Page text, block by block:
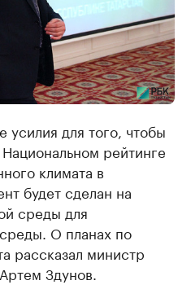
усилия для того, чтобы
рейтинге
климата в
будет сделан на
среды для
О планах по
рассказал министр
Здунов.